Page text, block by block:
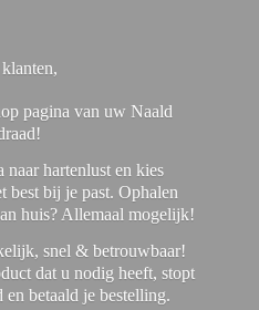
pagina van uw Naald
naar hartenlust en kies
best bij je past. Ophalen
huis? Allemaal mogelijk!
snel & betrouwbaar!
dat u nodig heeft, stopt
betaald je bestelling.